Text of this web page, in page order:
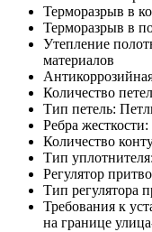
Терморазрыв в
Терморазрыв в
Утепление
материалов
Количество
Тип петель:
Ребра
Количество
Тип
Регулятор
Тип регулятора
Требования к
на границе